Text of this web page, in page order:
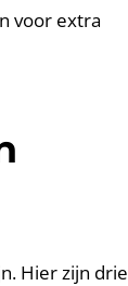
voor extra
Hier zijn drie